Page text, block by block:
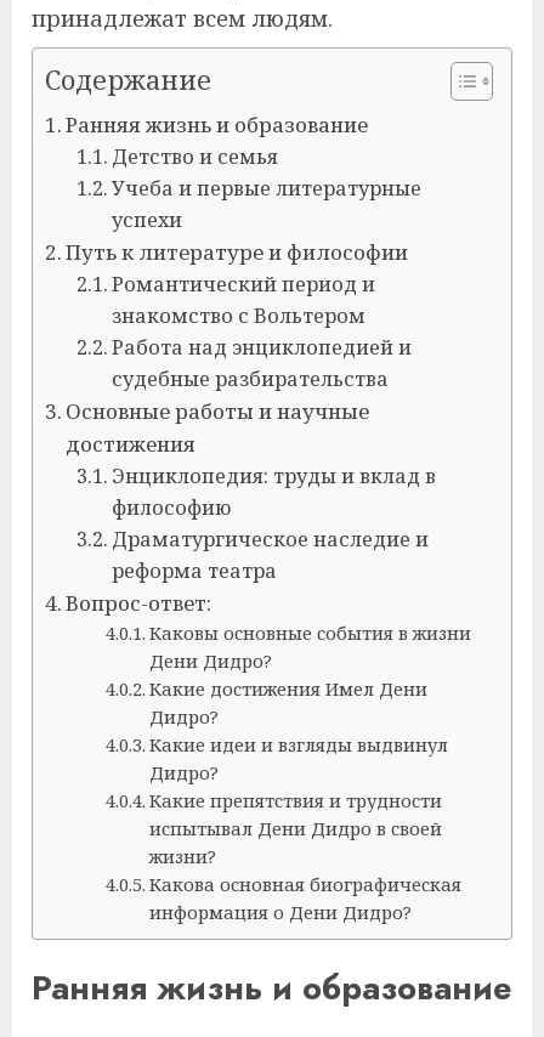
принадлежат всем людям.
Содержание
Ранняя жизнь и образование
Детство и семья
Учеба и первые литературные
успехи
Путь к литературе и философии
Романтический период и
знакомство с Вольтером
Работа над энциклопедией и
судебные разбирательства
Основные работы и научные
достижения
Энциклопедия: труды и вклад в
философию
Драматургическое наследие и
реформа театра
Вопрос-ответ:
Каковы основные события в жизни
Дени Дидро?
Какие достижения Имел Дени
Дидро?
Какие идеи и взгляды выдвинул
Дидро?
Какие препятствия и трудности
испытывал Дени Дидро в своей
жизни?
Какова основная биографическая
информация о Дени Дидро?
Ранняя жизнь и образование